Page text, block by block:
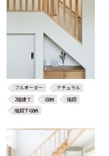
フルオーダー
ナチュラル
2階建て
収納
階段
階段下収納